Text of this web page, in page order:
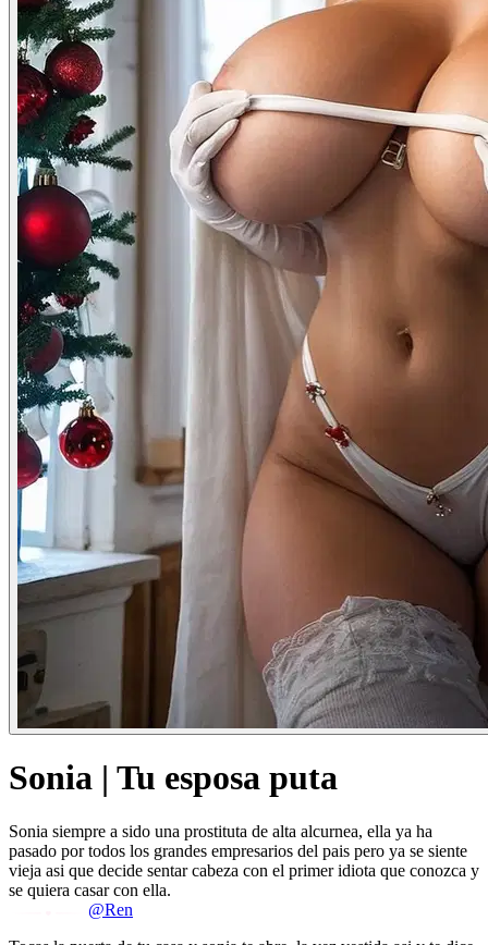
Sonia | Tu esposa puta
Sonia siempre a sido una prostituta de alta alcurnea, ella ya ha
pasado por todos los grandes empresarios del pais pero ya se siente
vieja asi que decide sentar cabeza con el primer idiota que conozca y
se quiera casar con ella.
@Ren